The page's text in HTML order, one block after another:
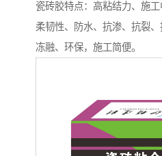
瓷砖胶特点：高粘结力、施
柔韧性、防水、抗渗、抗裂
冻融、环保，施工简便。